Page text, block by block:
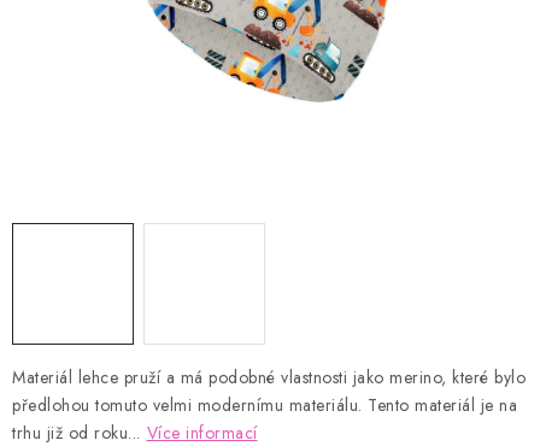
Proč AMÁLKA?
Doprava a platba
Postup pro vrácení a výměnu
Materiál lehce pruží a má podobné vlastnosti jako merino, které bylo
předlohou tomuto velmi modernímu materiálu. Tento materiál je na
trhu již od roku... Více informací